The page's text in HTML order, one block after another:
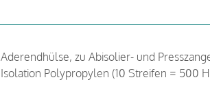
Aderendhülse, zu Abisolier- und
Isolation Polypropylen (10 Streifen = 500